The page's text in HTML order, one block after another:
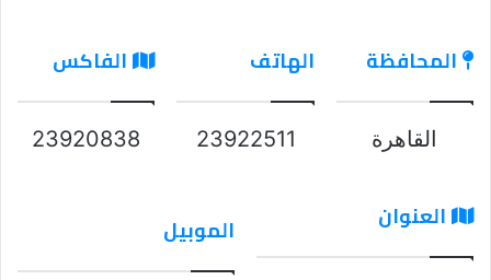
المحافظة
القاهرة
الهاتف
23922511
الفاكس
23920838
العنوان الموبيل